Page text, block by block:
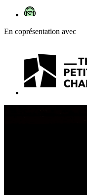
En coprésentation avec